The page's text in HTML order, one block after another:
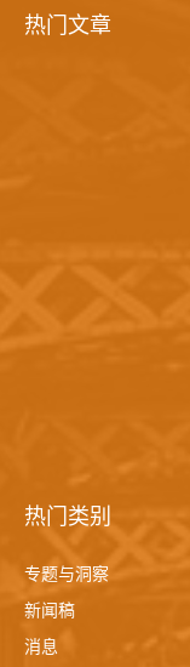
热门文章
热门类别
专题与洞察
新闻稿
消息